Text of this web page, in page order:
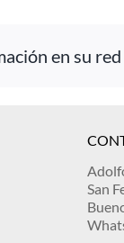
en su
San